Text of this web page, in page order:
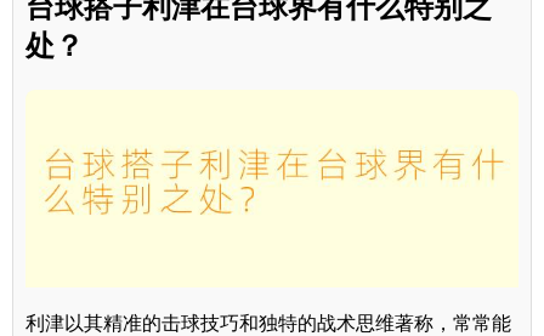
台球搭子利津在台球界有什么特别之
处？
利津以其精准的击球技巧和独特的战术思维著称，常常能